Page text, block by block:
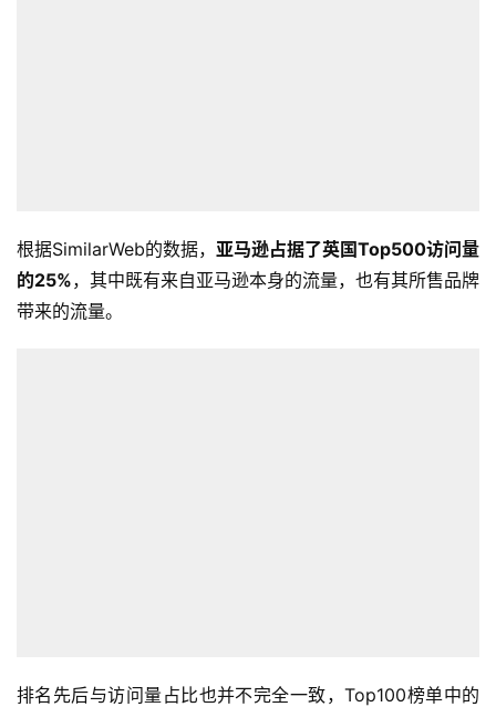
根据SimilarWeb的数据， 亚马逊占据了英国Top500访问量
的25%，其中既有来自亚马逊本身的流量，也有其所售品牌
带来的流量。
排名先后与访问量占比也并不完全一致，Top100榜单中的